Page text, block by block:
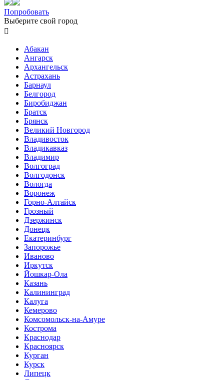
Попробовать
Выберите свой город

Абакан
Ангарск
Архангельск
Астрахань
Барнаул
Белгород
Биробиджан
Братск
Брянск
Великий Новгород
Владивосток
Владикавказ
Владимир
Волгоград
Волгодонск
Вологда
Воронеж
Горно-Алтайск
Грозный
Дзержинск
Донецк
Екатеринбург
Запорожье
Иваново
Иркутск
Йошкар-Ола
Казань
Калининград
Калуга
Кемерово
Комсомольск-на-Амуре
Кострома
Краснодар
Красноярск
Курган
Курск
Липецк